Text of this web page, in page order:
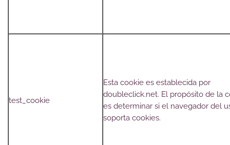
test_cookie
Esta cookie es establecida por
doubleclick.net. El propósito de la
es determinar si el navegador del
soporta cookies.